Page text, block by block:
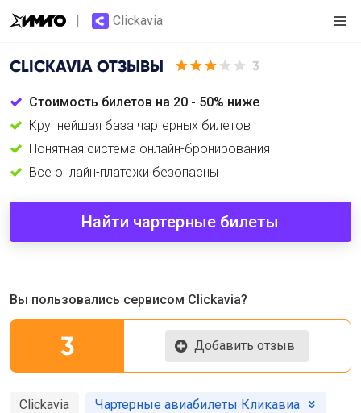
Clickavia
CLICKAVIA ОТЗЫВЫ 3
Стоимость билетов на 20 - 50% ниже
Крупнейшая база чартерных билетов
Понятная система онлайн-бронирования
Все онлайн-платежи безопасны
Найти чартерные билеты
Вы пользовались сервисом Clickavia?
3 Добавить отзыв
Clickavia Чартерные авиабилеты Кликавиа